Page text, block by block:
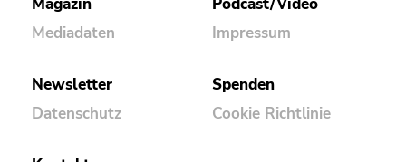
Mediadaten
Impressum
Newsletter
Datenschutz
Spenden
Cookie Richtlinie